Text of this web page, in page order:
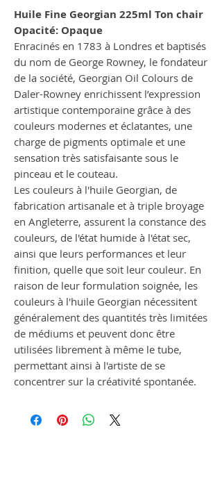
Huile Fine Georgian 225ml Ton chair
Opacité: Opaque
Enracinés en 1783 à Londres et baptisés
du nom de George Rowney, le fondateur
de la société, Georgian Oil Colours de
Daler-Rowney enrichissent l’expression
artistique contemporaine grâce à des
couleurs modernes et éclatantes, une
charge de pigments optimale et une
sensation très satisfaisante sous le
pinceau et le couteau.
Les couleurs à l'huile Georgian, de
fabrication artisanale et à triple broyage
en Angleterre, assurent la constance des
couleurs, de l'état humide à l'état sec,
ainsi que leurs performances et leur
finition, quelle que soit leur couleur. En
raison de leur formulation soignée, les
couleurs à l'huile Georgian nécessitent
généralement des quantités très limitées
de médiums et peuvent donc être
utilisées librement à même le tube,
permettant ainsi à l'artiste de se
concentrer sur la créativité spontanée.